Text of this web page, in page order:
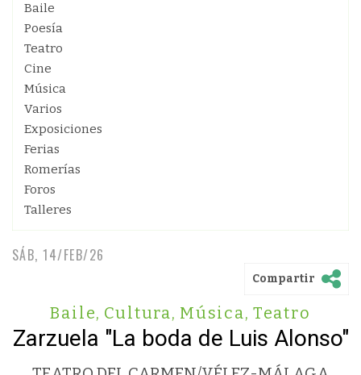
Baile
Poesía
Teatro
Cine
Música
Varios
Exposiciones
Ferias
Romerías
Foros
Talleres
SÁB, 14/FEB/26
Compartir
Baile, Cultura, Música, Teatro
Zarzuela "La boda de Luis Alonso"